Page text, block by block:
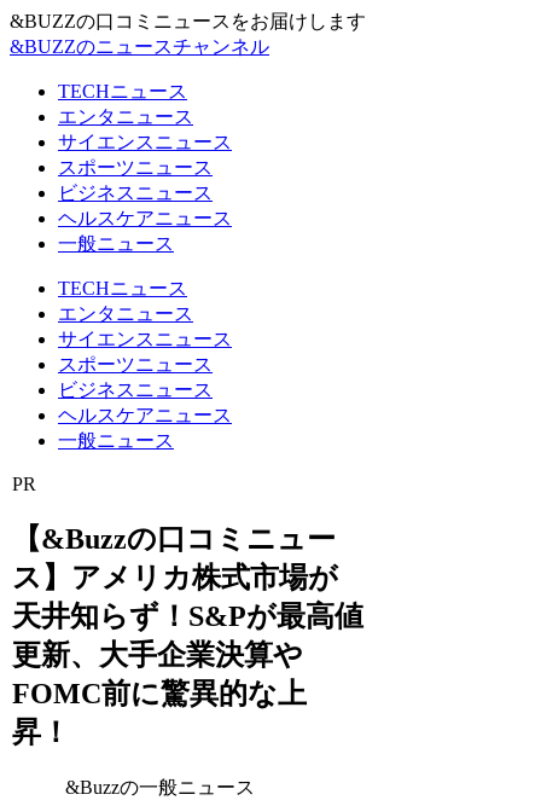
&BUZZの口コミニュースをお届けします
&BUZZのニュースチャンネル
TECHニュース
エンタニュース
サイエンスニュース
スポーツニュース
ビジネスニュース
ヘルスケアニュース
一般ニュース
TECHニュース
エンタニュース
サイエンスニュース
スポーツニュース
ビジネスニュース
ヘルスケアニュース
一般ニュース
PR
【&Buzzの口コミニュー
ス】アメリカ株式市場が
天井知らず！S&Pが最高値
更新、大手企業決算や
FOMC前に驚異的な上
昇！
&Buzzの一般ニュース